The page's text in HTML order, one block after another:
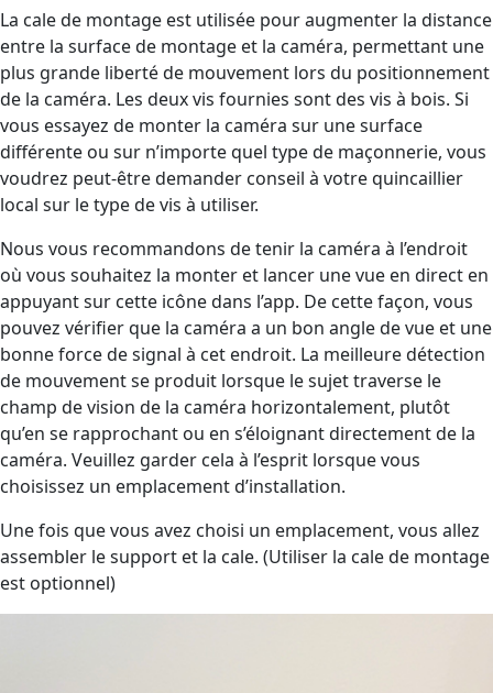
La cale de montage est utilisée pour augmenter la distance
entre la surface de montage et la caméra, permettant une
plus grande liberté de mouvement lors du positionnement
de la caméra. Les deux vis fournies sont des vis à bois. Si
vous essayez de monter la caméra sur une surface
différente ou sur n’importe quel type de maçonnerie, vous
voudrez peut-être demander conseil à votre quincaillier
local sur le type de vis à utiliser.
Nous vous recommandons de tenir la caméra à l’endroit
où vous souhaitez la monter et lancer une vue en direct en
appuyant sur cette icône dans l’app. De cette façon, vous
pouvez vérifier que la caméra a un bon angle de vue et une
bonne force de signal à cet endroit. La meilleure détection
de mouvement se produit lorsque le sujet traverse le
champ de vision de la caméra horizontalement, plutôt
qu’en se rapprochant ou en s’éloignant directement de la
caméra. Veuillez garder cela à l’esprit lorsque vous
choisissez un emplacement d’installation.
Une fois que vous avez choisi un emplacement, vous allez
assembler le support et la cale. (Utiliser la cale de montage
est optionnel)